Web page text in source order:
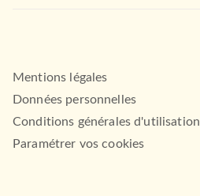
Mentions légales
Données personnelles
Conditions générales d'utilisation
Paramétrer vos cookies